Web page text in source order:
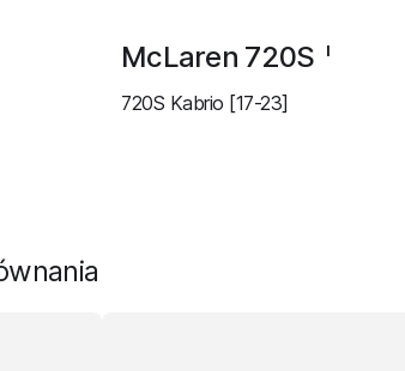
McLaren 720S I
720S Kabrio [17-23]